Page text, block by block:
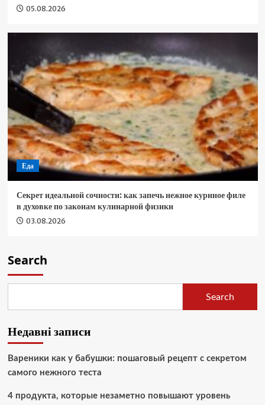
05.08.2026
Еда
Секрет идеальной сочности: как запечь нежное куриное филе
в духовке по законам кулинарной физики
03.08.2026
Search
Search
Недавні записи
Вареники как у бабушки: пошаговый рецепт с секретом
самого нежного теста
4 продукта, которые незаметно повышают уровень